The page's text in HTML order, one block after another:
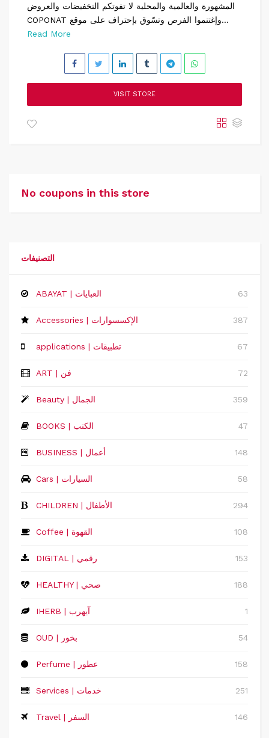
المشهورة والعالمية والمحلية لا تفوتكم التخفيضات والعروض
COPONAT وإغتنموا الفرص وتسّوق بإحتراف على موقع...
Read More
VISIT STORE
No coupons in this store
التصنيفات
ABAYAT | العبايات 63
Accessories | الإكسسوارات 387
applications | تطبيقات 67
ART | فن 72
Beauty | الجمال 359
BOOKS | الكتب 47
‏BUSINESS | أعمال 148
Cars | السيارات 58
CHILDREN | الأطفال 294
Coffee | القهوة 108
DIGITAL | رقمي 153
HEALTHY | صحي 188
IHERB | آيهرب 1
OUD | بخور 54
Perfume | عطور 158
Services | خدمات 251
Travel | السفر 146